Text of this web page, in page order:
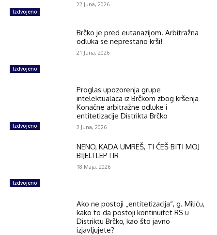
Izdvojeno
22 Juna, 2026
Izdvojeno
Brčko je pred eutanazijom. Arbitražna
odluka se neprestano krši!
21 Juna, 2026
Izdvojeno
Proglas upozorenja grupe
intelektualaca iz Brčkom zbog kršenja
Konačne arbitražne odluke i
entitetizacije Distrikta Brčko
2 Juna, 2026
Izdvojeno
NENO, KADA UMREŠ, TI ĆEŠ BITI MOJ
BIJELI LEPTIR
18 Maja, 2026
Ako ne postoji „entitetizacija“, g. Miliću,
kako to da postoji kontinuitet RS u
Distriktu Brčko, kao što javno
izjavljujete?